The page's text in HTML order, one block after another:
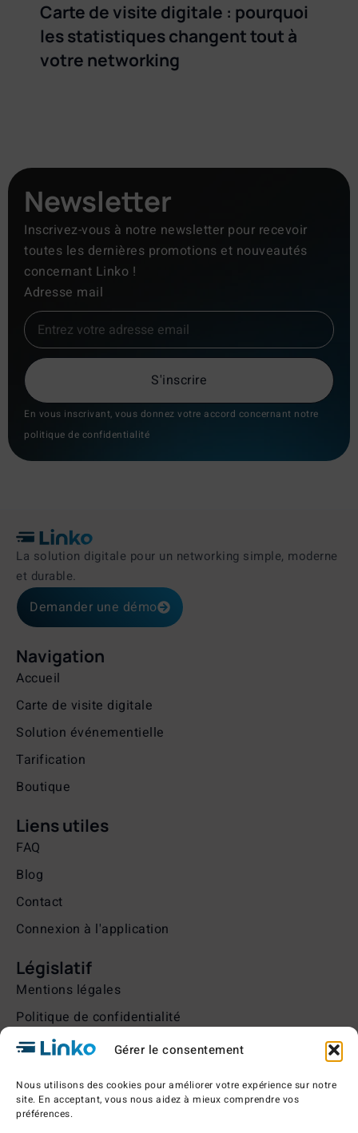
Gérer le consentement
Nous utilisons des cookies pour améliorer votre expérience sur notre
site. En acceptant, vous nous aidez à mieux comprendre vos
préférences.
Carte de visite digitale : pourquoi
les statistiques changent tout à
votre networking
Newsletter
Inscrivez-vous à notre newsletter pour recevoir
toutes les dernières promotions et nouveautés
concernant Linko !
Adresse mail
S'inscrire
En vous inscrivant, vous donnez votre accord concernant notre
politique de confidentialité
La solution digitale pour un networking simple, moderne
et durable.
Demander une démo
Navigation
Accueil
Carte de visite digitale
Solution événementielle
Tarification
Boutique
Liens utiles
FAQ
Blog
Contact
Connexion à l'application
Législatif
Mentions légales
Politique de confidentialité
Condition générales de vente
Politique de retour et remboursement